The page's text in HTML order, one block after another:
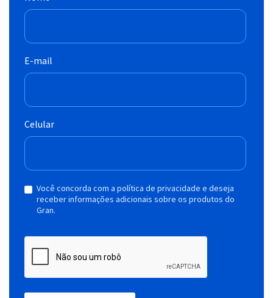
E-mail
Celular
Você concorda com a política de privacidade e deseja
receber informações adicionais sobre os produtos do
Gran.